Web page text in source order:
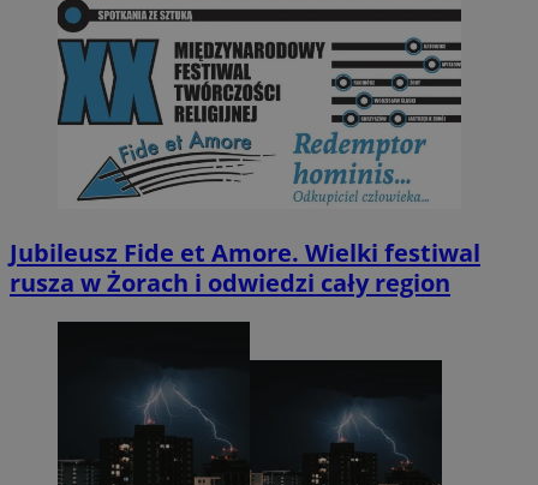
Jubileusz Fide et Amore. Wielki festiwal
rusza w Żorach i odwiedzi cały region